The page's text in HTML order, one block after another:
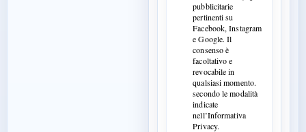
pubblicitarie
pertinenti su
Facebook, Instagram
e Google. Il
consenso è
facoltativo e
revocabile in
qualsiasi momento.
secondo le modalità
indicate
nell’Informativa
Privacy.